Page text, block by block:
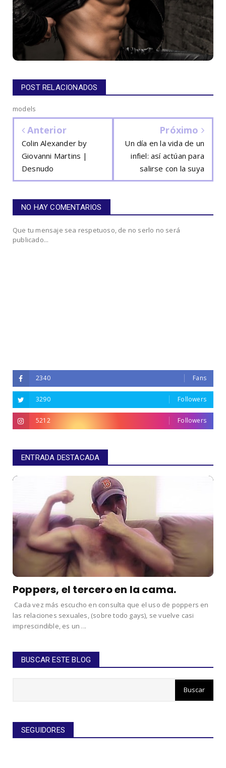
POST RELACIONADOS
models
Anterior
Colin Alexander by
Giovanni Martins |
Desnudo
Próximo
Un día en la vida de un
infiel: así actúan para
salirse con la suya
NO HAY COMENTARIOS
Que tu mensaje sea respetuoso, de no serlo no será
publicado...
2340 Fans
3290 Followers
5212 Followers
ENTRADA DESTACADA
Poppers, el tercero en la cama.
Cada vez más escucho en consulta que el uso de poppers en
las relaciones sexuales, (sobre todo gays), se vuelve casi
imprescindible, es un ...
BUSCAR ESTE BLOG
SEGUIDORES